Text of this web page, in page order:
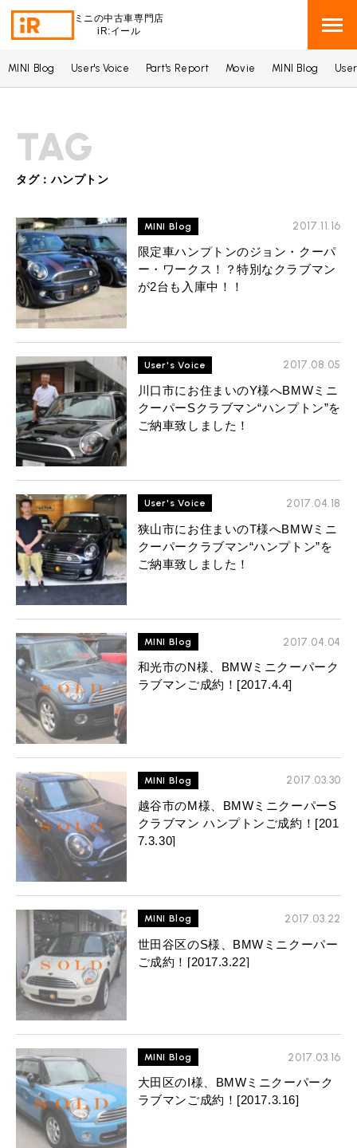
ミニの中古車専門店
iR:イール
BMW MINI BMWミニ 在庫検索
ROVER MINI
TRADE 買取
TOP
iRの買取が他社よりも高い理由
売却手順
必要書類
買取Q&A
iRで愛車を売却されたお客様の声
BMWミニ買取査定依頼
ローバーミニ買取査定依頼
MAINTENANCE メンテナンス
TOP
BMWミニ メンテナンス
ローバーミニ メンテナンス
最近の修理実績
BLOG & MEDIA ブログ＆メディア
TOP
MINI Blog スタッフブログ
User's Voice 購入者様の声
Part's Report パーツ販売のご案内
Movie 動画一覧
MINI KNOWLEDGE
TOP
BMWミニナレッジ
ローバーミニナレッジ
ABOUT iR iRについて
会社概要
スタッフ紹介
MAP
リクルート
RECRUIT 採用情報
お知らせ
お問い合わせ サイトマップ
工場
お問い合わせ
BMW MINIサービス工場
iR TECH FACTORY
ROVER MINI
iR MAKERS
TEL
MAP
買取
査定依頼
購入相談
MINI Blog User's Voice Part's Report Movie MINI Blog
TAG
タグ：ハンプトン
MINI Blog
2017.11.16
限定車ハンプトンのジョン・クーパ
ー・ワークス！？特別なクラブマン
が2台も入庫中！！
User's Voice
2017.08.05
川口市にお住まいのY様へBMWミニ
クーパーSクラブマン“ハンプトン”を
ご納車致しました！
User's Voice
2017.04.18
狭山市にお住まいのT様へBMWミニ
クーパークラブマン“ハンプトン”を
ご納車致しました！
MINI Blog
2017.04.04
和光市のN様、BMWミニクーパーク
ラブマンご成約！[2017.4.4]
MINI Blog
2017.03.30
越谷市のM様、BMWミニクーパーS
クラブマン ハンプトンご成約！[201
7.3.30]
MINI Blog
2017.03.22
世田谷区のS様、BMWミニクーパー
ご成約！[2017.3.22]
MINI Blog
2017.03.16
大田区のI様、BMWミニクーパーク
ラブマンご成約！[2017.3.16]